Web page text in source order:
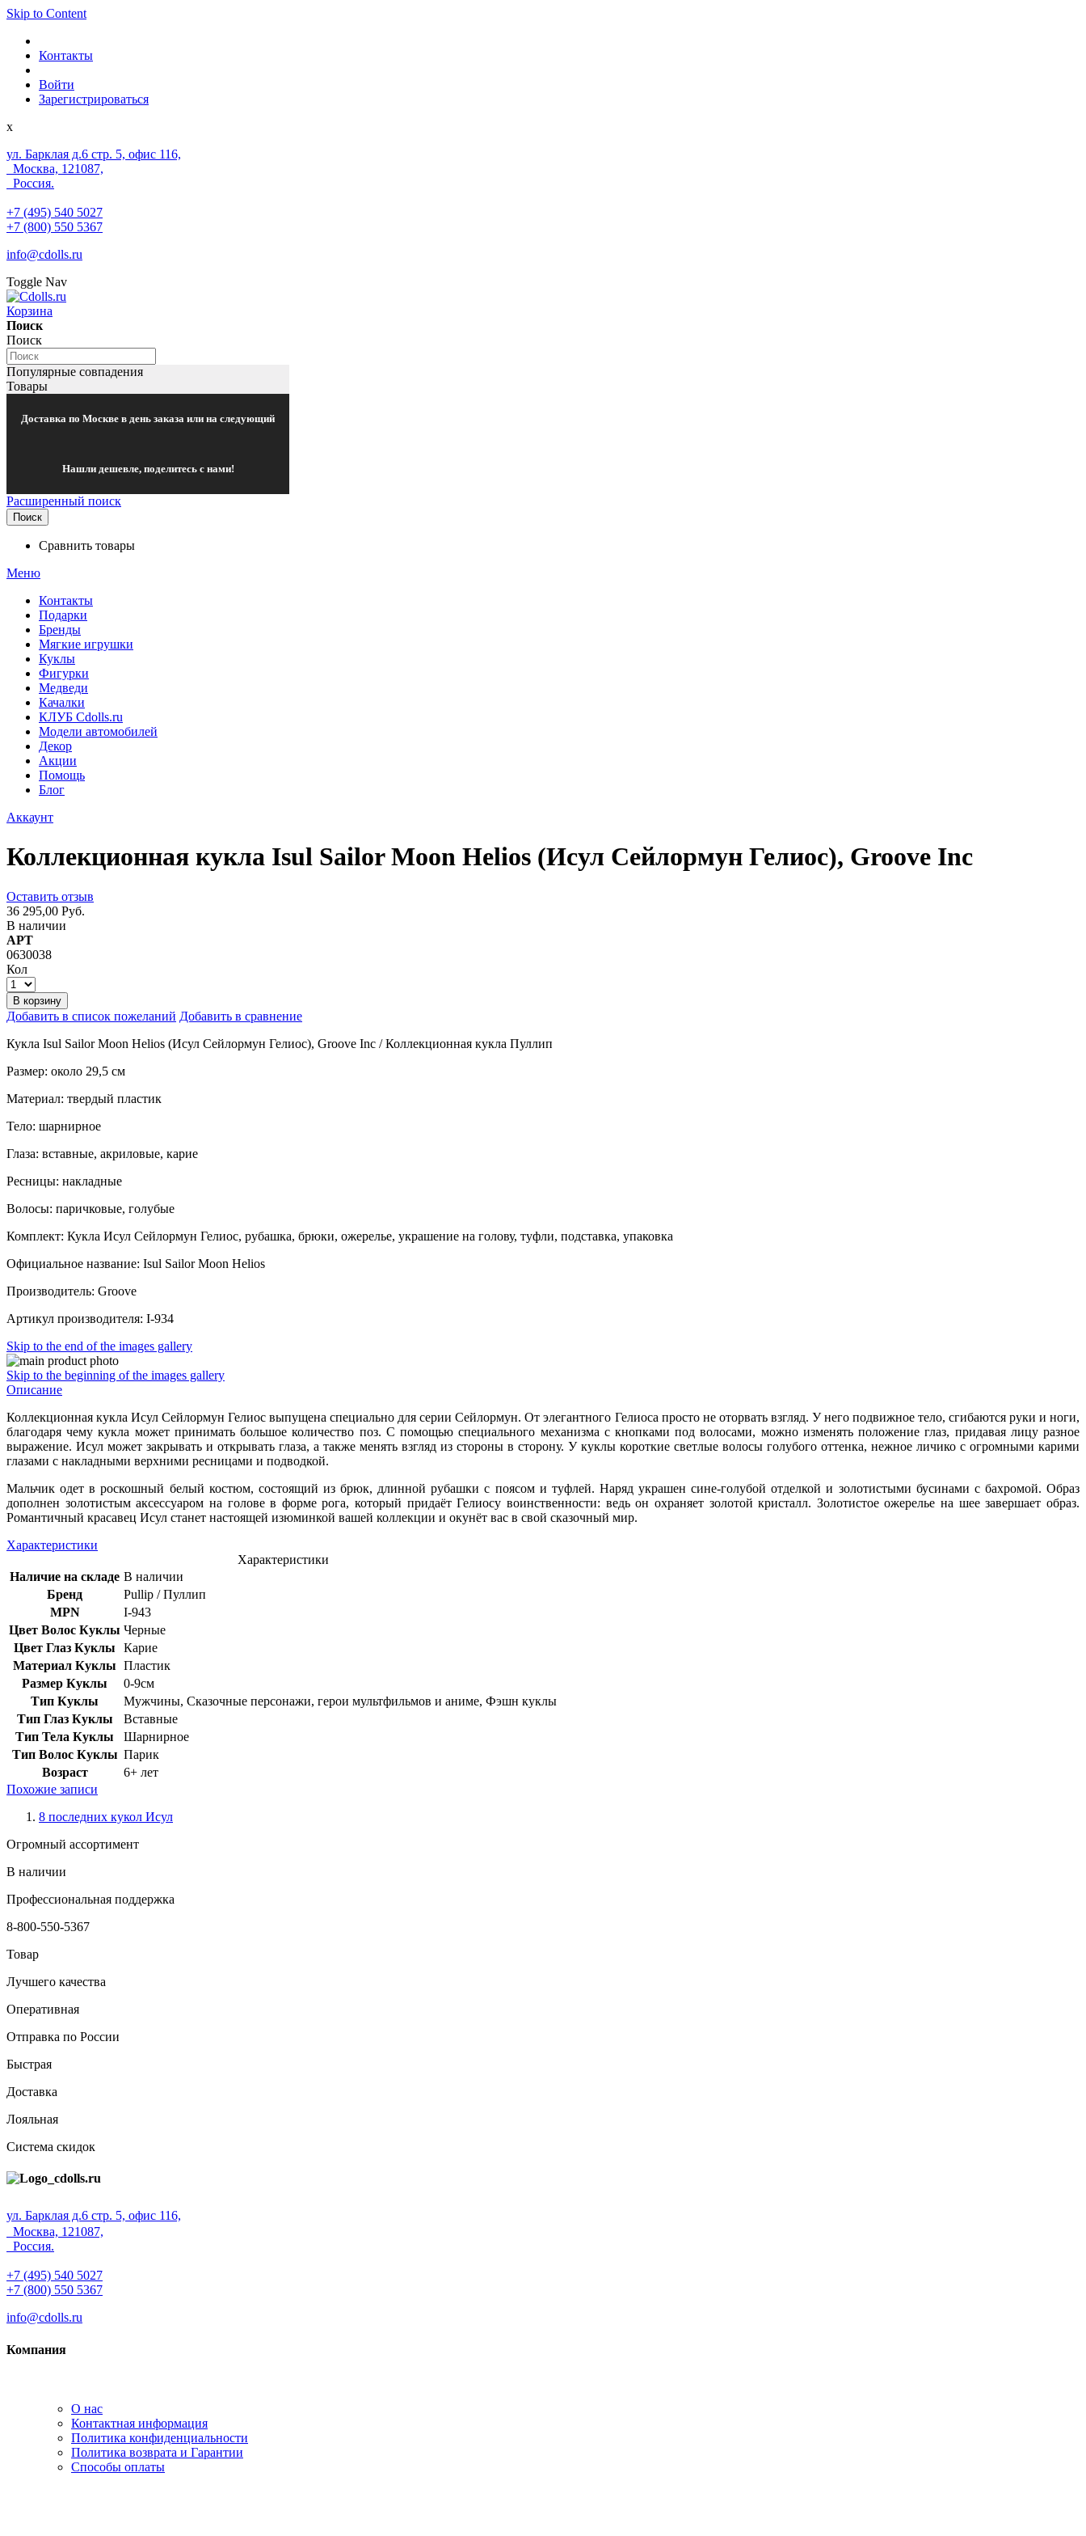
Skip to Content
Контакты
Войти
Зарегистрироваться
x
ул. Барклая д.6 стр. 5, офис 116,
Москва, 121087,
Россия.
+7 (495) 540 5027
+7 (800) 550 5367
info@cdolls.ru
Toggle Nav
Корзина
Поиск
Поиск
Популярные совпадения
Товары
Доставка по Москве в день заказа или на следующий
Нашли дешевле, поделитесь с нами!
Расширенный поиск
Поиск
Сравнить товары
Меню
Контакты
Подарки
Бренды
Мягкие игрушки
Куклы
Фигурки
Медведи
Качалки
КЛУБ Cdolls.ru
Модели автомобилей
Декор
Акции
Помощь
Блог
Аккаунт
Коллекционная кукла Isul Sailor Moon Helios (Исул Сейлормун Гелиос), Groove Inc
Оставить отзыв
36 295,00 Руб.
В наличии
АРТ
0630038
Кол
В корзину
Добавить в список пожеланий Добавить в сравнение
Кукла Isul Sailor Moon Helios (Исул Сейлормун Гелиос), Groove Inc / Коллекционная кукла Пуллип
Размер: около 29,5 см
Материал: твердый пластик
Тело: шарнирное
Глаза: вставные, акриловые, карие
Ресницы: накладные
Волосы: паричковые, голубые
Комплект: Кукла Исул Сейлормун Гелиос, рубашка, брюки, ожерелье, украшение на голову, туфли, подставка, упаковка
Официальное название: Isul Sailor Moon Helios
Производитель: Groove
Артикул производителя: I-934
Skip to the end of the images gallery
Skip to the beginning of the images gallery
Описание
Коллекционная кукла Исул Сейлормун Гелиос выпущена специально для серии Сейлормун. От элегантного Гелиоса просто не оторвать взгляд. У него подвижное тело, сгибаются руки и ноги,
благодаря чему кукла может принимать большое количество поз. С помощью специального механизма с кнопками под волосами, можно изменять положение глаз, придавая лицу разное
выражение. Исул может закрывать и открывать глаза, а также менять взгляд из стороны в сторону. У куклы короткие светлые волосы голубого оттенка, нежное личико с огромными карими
глазами с накладными верхними ресницами и подводкой.
Мальчик одет в роскошный белый костюм, состоящий из брюк, длинной рубашки с поясом и туфлей. Наряд украшен сине-голубой отделкой и золотистыми бусинами с бахромой. Образ
дополнен золотистым аксессуаром на голове в форме рога, который придаёт Гелиосу воинственности: ведь он охраняет золотой кристалл. Золотистое ожерелье на шее завершает образ.
Романтичный красавец Исул станет настоящей изюминкой вашей коллекции и окунёт вас в свой сказочный мир.
Характеристики
Характеристики
Наличие на складе В наличии
Бренд
Pullip / Пуллип
MPN
I-943
Цвет Волос Куклы Черные
Цвет Глаз Куклы
Карие
Материал Куклы Пластик
Размер Куклы
0-9см
Тип Куклы
Мужчины, Сказочные персонажи, герои мультфильмов и аниме, Фэшн куклы
Тип Глаз Куклы
Вставные
Тип Тела Куклы
Шарнирное
Тип Волос Куклы Парик
Возраст
6+ лет
Похожие записи
8 последних кукол Исул
Огромный ассортимент
В наличии
Профессиональная поддержка
8-800-550-5367
Товар
Лучшего качества
Оперативная
Отправка по России
Быстрая
Доставка
Лояльная
Система скидок
ул. Барклая д.6 стр. 5, офис 116,
Москва, 121087,
Россия.
+7 (495) 540 5027
+7 (800) 550 5367
info@cdolls.ru
Компания
О нас
Контактная информация
Политика конфиденциальности
Политика возврата и Гарантии
Способы оплаты